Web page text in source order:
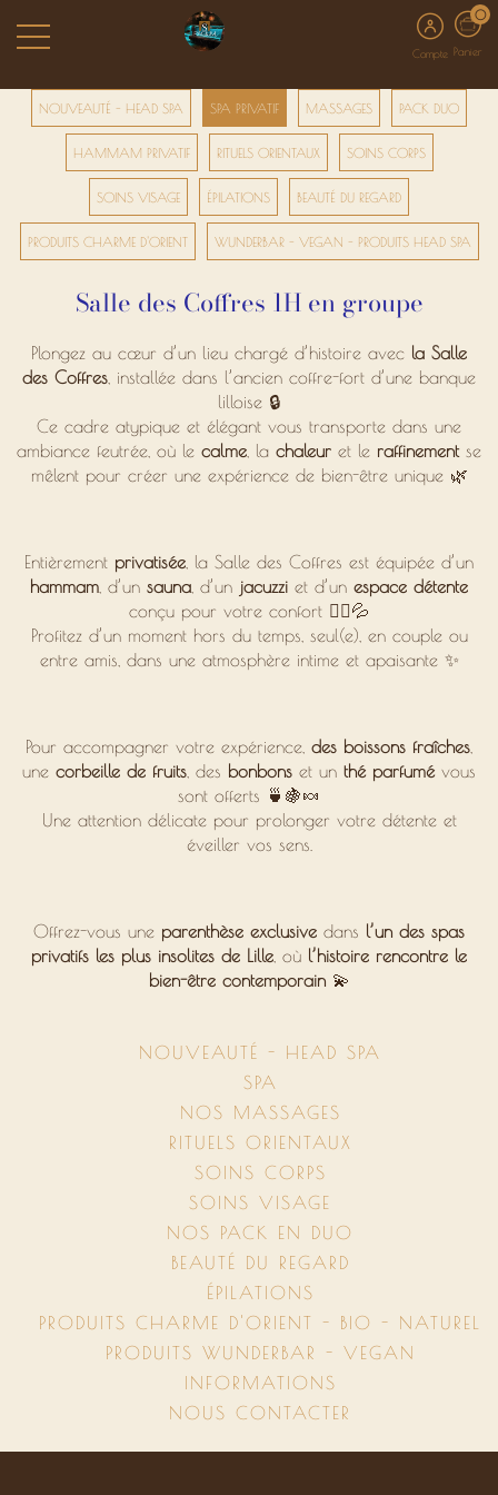
Compte
0
Panier
NOUVEAUTÉ - HEAD SPA SPA PRIVATIF MASSAGES PACK DUO
HAMMAM PRIVATIF RITUELS ORIENTAUX SOINS CORPS
SOINS VISAGE ÉPILATIONS BEAUTÉ DU REGARD
PRODUITS CHARME D'ORIENT WUNDERBAR - VEGAN - PRODUITS HEAD SPA
Salle des Coffres 1H en groupe
Plongez au cœur d’un lieu chargé d’histoire avec la Salle
des Coffres , installée dans l’ancien coffre-fort d’une banque
lilloise 🔒
Ce cadre atypique et élégant vous transporte dans une
ambiance feutrée, où le calme , la chaleur et le raffinementse
mêlent pour créer une expérience de bien-être unique 🌿
Entièrement privatisée , la Salle des Coffres est équipée d’un
hammam , d’un sauna , d’un jacuzzi et d’un espace détente
conçu pour votre confort 💆‍♀️💦
Profitez d’un moment hors du temps, seul(e), en couple ou
entre amis, dans une atmosphère intime et apaisante ✨
Pour accompagner votre expérience, des boissons fraîches
une corbeille de fruits , des bonbons et un thé parfumévous
sont offerts 🍵🍇🍬
Une attention délicate pour prolonger votre détente et
éveiller vos sens.
Offrez-vous une parenthèse exclusive dans l’un des spas
privatifs les plus insolites de Lille , où l’histoire rencontre le
bien-être contemporain💫
NOUVEAUTÉ - HEAD SPA
SPA
NOS MASSAGES
RITUELS ORIENTAUX
SOINS CORPS
SOINS VISAGE
NOS PACK EN DUO
BEAUTÉ DU REGARD
ÉPILATIONS
PRODUITS CHARME D'ORIENT - BIO - NATUREL
PRODUITS WUNDERBAR - VEGAN
INFORMATIONS
NOUS CONTACTER